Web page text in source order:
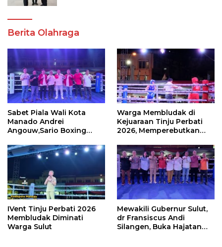
Berita Olahraga
Sabet Piala Wali Kota
Manado Andrei
Angouw,Sario Boxing
Perbati 2026
Warga Membludak di
Kejuaraan Tinju Perbati
2026, Memperebutkan
IVent Tinju Perbati 2026
Membludak Diminati
Warga Sulut
Mewakili Gubernur Sulut,
dr Fransiscus Andi
Silangen, Buka Hajatan